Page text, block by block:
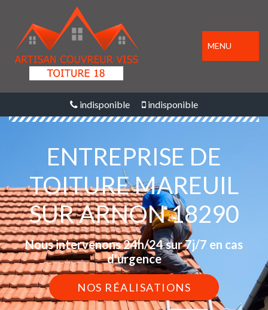
MENU
indisponible indisponible
ENTREPRISE DE
TOITURE MAREUIL
SUR ARNON 18290
Nous intervenons 24h/24 sur 7j/7 en cas
d'urgence
NOS RÉALISATIONS